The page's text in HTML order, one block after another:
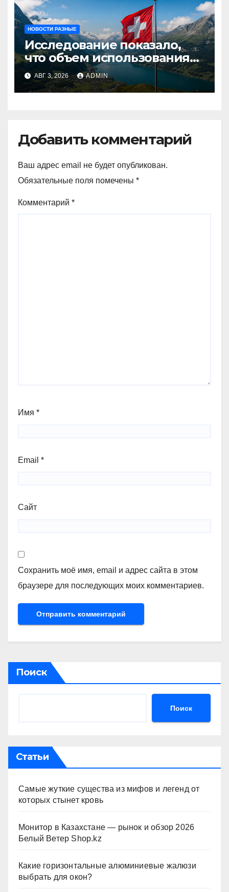
НОВОСТИ РАЗНЫЕ
Исследование показало,
что объем использования
криптовалют в Швейцарии
в два раза превышает
аналогичный показатель в
АВГ 3, 2026 ADMIN
Добавить комментарий
Ваш адрес email не будет опубликован.
Обязательные поля помечены *
Комментарий *
Имя *
Email *
Сайт
Сохранить моё имя, email и адрес сайта в этом
браузере для последующих моих комментариев.
Поиск
Поиск
Статьи
Самые жуткие существа из мифов и легенд от
которых стынет кровь
Монитор в Казахстане — рынок и обзор 2026
Белый Ветер Shop.kz
Какие горизонтальные алюминиевые жалюзи
выбрать для окон?